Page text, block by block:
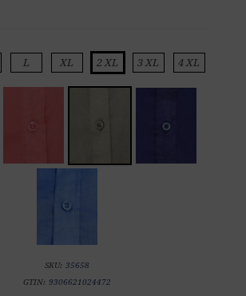
L XL 2 XL 3 XL 4 XL
SKU: 35658
GTIN: 9306621024472